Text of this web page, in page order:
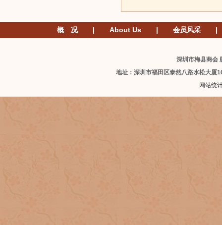
概 况 | About Us | 会员风采 |
深圳市梅县商
地址：深圳市福田区泰然八路水松大厦
网站统